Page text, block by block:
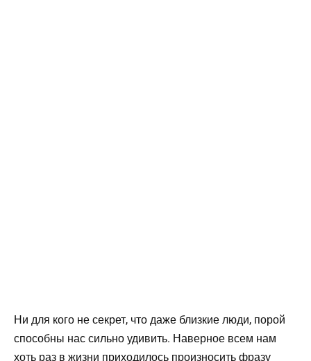
Ни для кого не секрет, что даже близкие люди, порой
способны нас сильно удивить. Наверное всем нам
хоть раз в жизни приходилось произносить фразу